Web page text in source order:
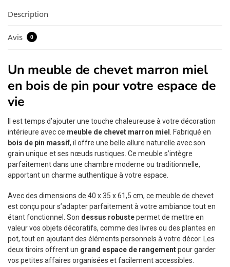
Description
Avis 0
Un meuble de chevet marron miel
en bois de pin pour votre espace de
vie
Il est temps d’ajouter une touche chaleureuse à votre décoration
intérieure avec ce meuble de chevet marron miel . Fabriqué en
bois de pin massif, il offre une belle allure naturelle avec son
grain unique et ses nœuds rustiques. Ce meuble s’intègre
parfaitement dans une chambre moderne ou traditionnelle,
apportant un charme authentique à votre espace.
Avec des dimensions de 40 x 35 x 61,5 cm, ce meuble de chevet
est conçu pour s’adapter parfaitement à votre ambiance tout en
étant fonctionnel. Son dessus robustepermet de mettre en
valeur vos objets décoratifs, comme des livres ou des plantes en
pot, tout en ajoutant des éléments personnels à votre décor. Les
deux tiroirs offrent un grand espace de rangementpour garder
vos petites affaires organisées et facilement accessibles.